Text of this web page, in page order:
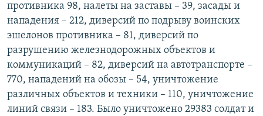
противника 98, налеты на заставы – 39, засады и
нападения – 212, диверсий по подрыву воинских
эшелонов противника – 81, диверсий по
разрушению железнодорожных объектов и
коммуникаций – 82, диверсий на автотранспорте –
770, нападений на обозы – 54, уничтожение
различных объектов и техники – 110, уничтожение
линий связи – 183. Было уничтожено 29383 солдат и